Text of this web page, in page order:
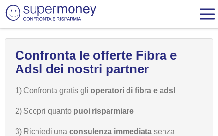
Confronta le offerte Fibra e
Adsl dei nostri partner
1) Confronta gratis gli operatori di fibra e adsl
2) Scopri quanto puoi risparmiare
3) Richiedi una consulenza immediata senza